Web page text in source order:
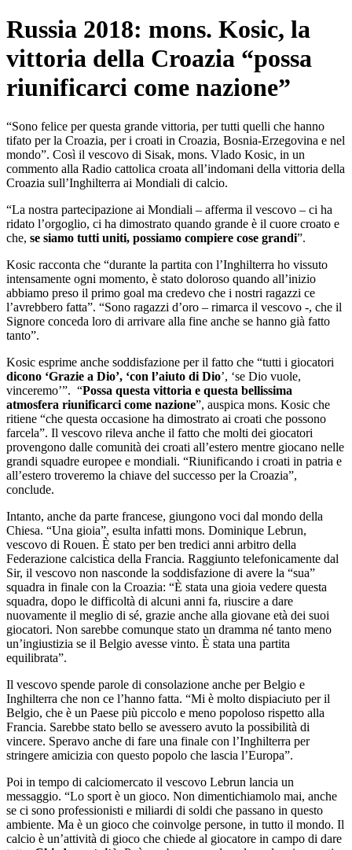
Russia 2018: mons. Kosic, la
vittoria della Croazia “possa
riunificarci come nazione”
“Sono felice per questa grande vittoria, per tutti quelli che hanno
tifato per la Croazia, per i croati in Croazia, Bosnia-Erzegovina e nel
mondo”. Così il vescovo di Sisak, mons. Vlado Kosic, in un
commento alla Radio cattolica croata all’indomani della vittoria della
Croazia sull’Inghilterra ai Mondiali di calcio.
“La nostra partecipazione ai Mondiali – afferma il vescovo – ci ha
ridato l’orgoglio, ci ha dimostrato quando grande è il cuore croato e
che, se siamo tutti uniti, possiamo compiere cose grandi”.
Kosic racconta che “durante la partita con l’Inghilterra ho vissuto
intensamente ogni momento, è stato doloroso quando all’inizio
abbiamo preso il primo goal ma credevo che i nostri ragazzi ce
l’avrebbero fatta”. “Sono ragazzi d’oro – rimarca il vescovo -, che il
Signore conceda loro di arrivare alla fine anche se hanno già fatto
tanto”.
Kosic esprime anche soddisfazione per il fatto che “tutti i giocatori
dicono ‘Grazie a Dio’, ‘con l’aiuto di Dio’, ‘se Dio vuole,
vinceremo’”. “Possa questa vittoria e questa bellissima
atmosfera riunificarci come nazione”, auspica mons. Kosic che
ritiene “che questa occasione ha dimostrato ai croati che possono
farcela”. Il vescovo rileva anche il fatto che molti dei giocatori
provengono dalle comunità dei croati all’estero mentre giocano nelle
grandi squadre europee e mondiali. “Riunificando i croati in patria e
all’estero troveremo la chiave del successo per la Croazia”,
conclude.
Intanto, anche da parte francese, giungono voci dal mondo della
Chiesa. “Una gioia”, esulta infatti mons. Dominique Lebrun,
vescovo di Rouen. È stato per ben tredici anni arbitro della
Federazione calcistica della Francia. Raggiunto telefonicamente dal
Sir, il vescovo non nasconde la soddisfazione di avere la “sua”
squadra in finale con la Croazia: “È stata una gioia vedere questa
squadra, dopo le difficoltà di alcuni anni fa, riuscire a dare
nuovamente il meglio di sé, grazie anche alla giovane età dei suoi
giocatori. Non sarebbe comunque stato un dramma né tanto meno
un’ingiustizia se il Belgio avesse vinto. È stata una partita
equilibrata”.
Il vescovo spende parole di consolazione anche per Belgio e
Inghilterra che non ce l’hanno fatta. “Mi è molto dispiaciuto per il
Belgio, che è un Paese più piccolo e meno popoloso rispetto alla
Francia. Sarebbe stato bello se avessero avuto la possibilità di
vincere. Speravo anche di fare una finale con l’Inghilterra per
stringere amicizia con questo popolo che lascia l’Europa”.
Poi in tempo di calciomercato il vescovo Lebrun lancia un
messaggio. “Lo sport è un gioco. Non dimentichiamolo mai, anche
se ci sono professionisti e miliardi di soldi che passano in questo
ambiente. Ma è un gioco che coinvolge persone, in tutto il mondo. Il
calcio è un’attività di gioco che chiede al giocatore in campo di dare